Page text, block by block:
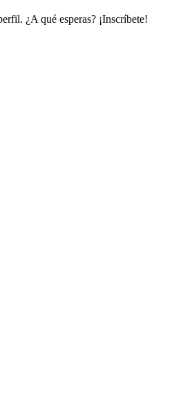
¿A qué esperas? ¡Inscríbete!